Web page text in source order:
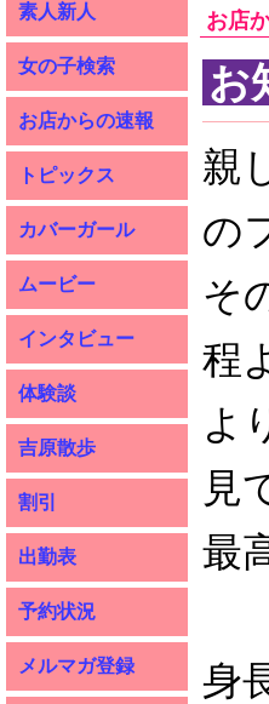
素人新人
女の子検索
お店からの速報
トピックス
カバーガール
ムービー
インタビュー
体験談
吉原散歩
割引
出勤表
予約状況
メルマガ登録
お店
お
親
の
そ
程
よ
見
最
身